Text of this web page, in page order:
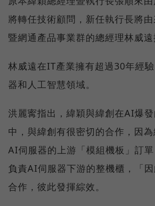
將轉任技術顧問，新任執行長將
暨網通產品事業群的總經理林威遠
林威遠在IT產業擁有超過30年經
器和人工智慧領域。
洪麗寗指出，緯穎與緯創在AI爆
中，與緯創有很密切的合作，因
AI伺服器的上游「模組機板」訂
負責AI伺服器下游的整機櫃，「
合作，彼此發揮綜效。